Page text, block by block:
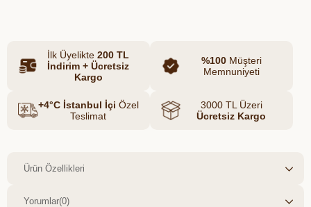
mürdüm erikleri, hiçbir katkı maddesi
veya kimyasal işlem görmeden
tüketilebileceği gibi komposto, reçel, tatlı
ve salata tariflerinde de lezzetli bir
İlk Üyelikte 200 TL
İndirim + Ücretsiz
Kargo
%100Müşteri
Memnuniyeti
+4°C İstanbul İçi Özel
Teslimat
3000 TL Üzeri
Ücretsiz Kargo
Ürün Özellikleri
Yorumlar(0)